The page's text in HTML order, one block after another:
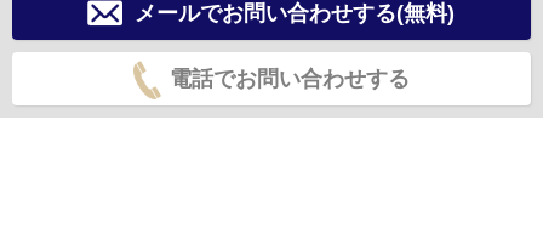
メールでお問い合わせする(無料)
電話でお問い合わせする